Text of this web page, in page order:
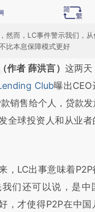
然而，LC事件警示我们，从
比本息保障模式更好
增加这段话：本文由
财新
j3CKl3mj]
j3CKl3mj)提炼
实意图存在偏差。不
作者 薛洪言） 这两天
Club曝出CEO
销售给个人，贷款发
全球投资人和从业者
LC出事意味着P2P
们还可以说，是中
，才使得P2P在中国